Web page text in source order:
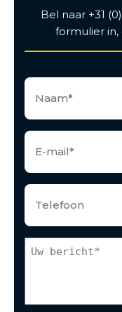
Bel naar +31
formulier